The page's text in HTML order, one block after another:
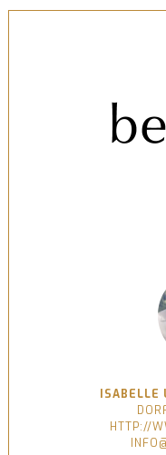
ISABELLE
HTTP://